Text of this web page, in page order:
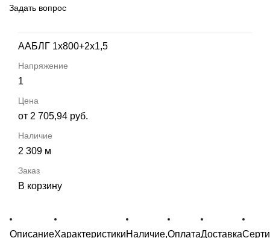
Задать вопрос
ААБЛГ 1х800+2х1,5
1
от 2 705,94 руб.
2 309 м
В корзину
ОписаниеХарактеристикиНаличие,ОплатаДоставка